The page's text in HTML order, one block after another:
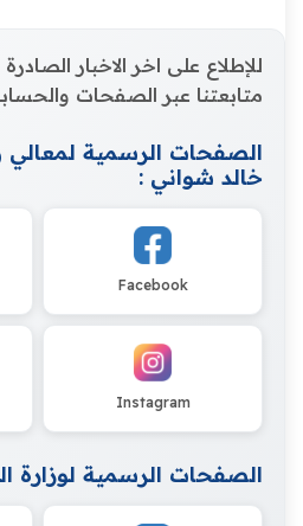
للإطلاع على اخر الاخبار الصادرة
متابعتنا عبر الصفحات
الصفحات الرسمية لمعالي
خالد شواني :
Facebook
Instagram
الصفحات الرسمية لوزارة